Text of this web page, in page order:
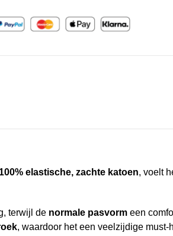
100% elastische, zachte katoen, voelt
terwijl de normale pasvormeen
, waardoor het een veelzijdige must-